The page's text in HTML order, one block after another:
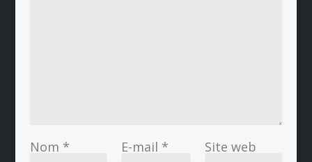
Nom * E-mail * Site web